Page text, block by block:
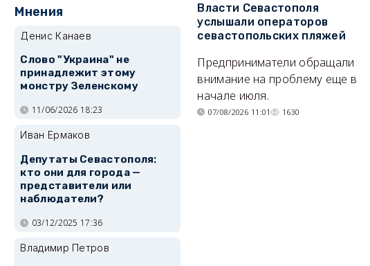
Власти Севастополя
услышали операторов
севастопольских пляжей
Предприниматели обращали
внимание на проблему еще в
начале июля.
07/08/2026 11:01 1630
Мнения
Денис Канаев
Слово "Украина" не
принадлежит этому
монстру Зеленскому
11/06/2026 18:23
Иван Ермаков
Депутаты Севастополя:
кто они для города —
представители или
наблюдатели?
03/12/2025 17:36
Владимир Петров